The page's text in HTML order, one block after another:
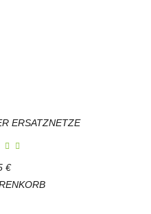
ERSATZNETZE
€